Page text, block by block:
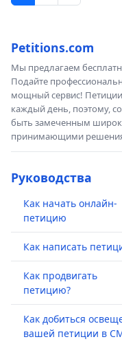
Petitions.com
Мы предлагаем
Подайте
мощный сервис!
каждый день, поэтому,
быть замеченным
принимающими
Руководства
Как начать онлайн-
петицию
Как написать
Как продвигать
петицию?
Как добиться
вашей петиции в